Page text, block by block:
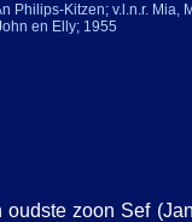
Philips-Kitzen; v.l.n.r. Mia,
en Elly; 1955
oudste zoon Sef